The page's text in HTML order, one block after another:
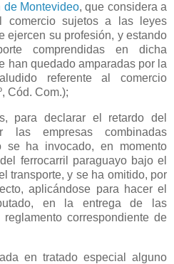
de Montevideo, que considera a
comercio sujetos a las leyes
ejercen su profesión, y estando
comprendidas en dicha
han quedado amparadas por la
referente al comercio
Cód. Com.);
para declarar el retardo del
las empresas combinadas
se ha invocado, en momento
ferrocarril paraguayo bajo el
transporte, y se ha omitido, por
aplicándose para hacer el
en la entrega de las
correspondiente de
en tratado especial alguno